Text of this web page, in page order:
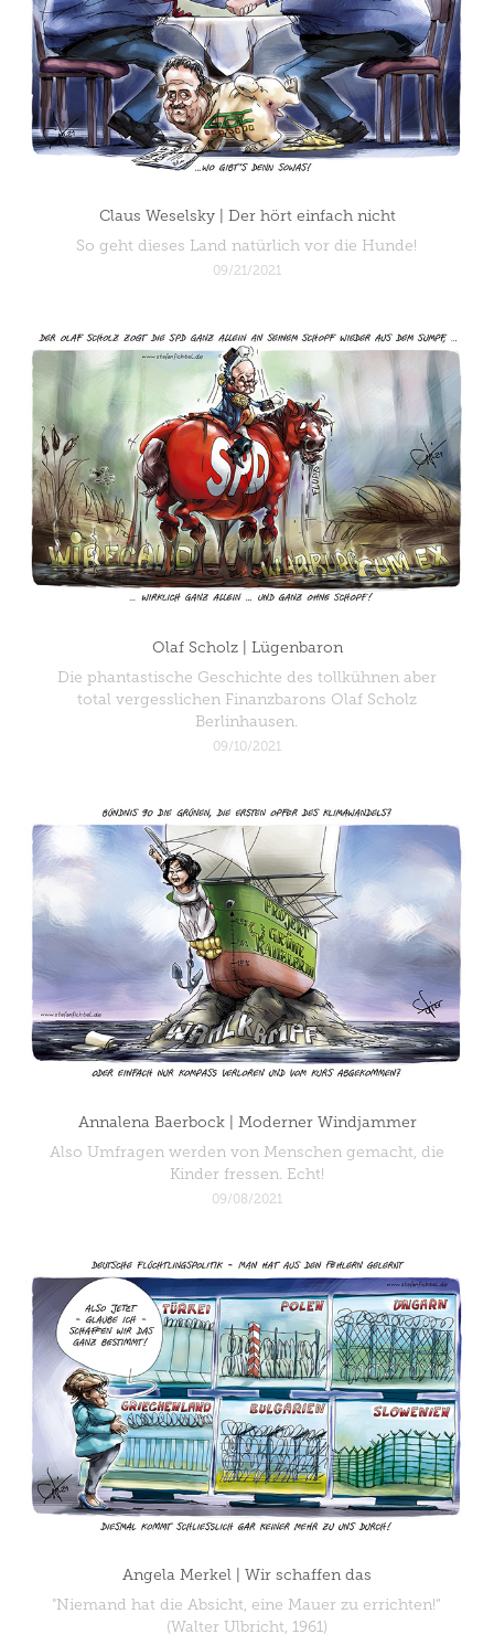
Claus Weselsky | Der hört einfach nicht
So geht dieses Land natürlich vor die Hunde!
09/21/2021
Olaf Scholz | Lügenbaron
Die phantastische Geschichte des tollkühnen aber
total vergesslichen Finanzbarons Olaf Scholz
Berlinhausen.
09/10/2021
Annalena Baerbock | Moderner Windjammer
Also Umfragen werden von Menschen gemacht, die
Kinder fressen. Echt!
09/08/2021
Angela Merkel | Wir schaffen das
"Niemand hat die Absicht, eine Mauer zu errichten!“
(Walter Ulbricht, 1961)